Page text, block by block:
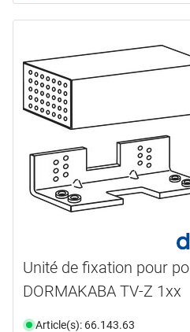
Unité de fixation pour
DORMAKABA TV-Z 1xx
Article(s): 66.143.63